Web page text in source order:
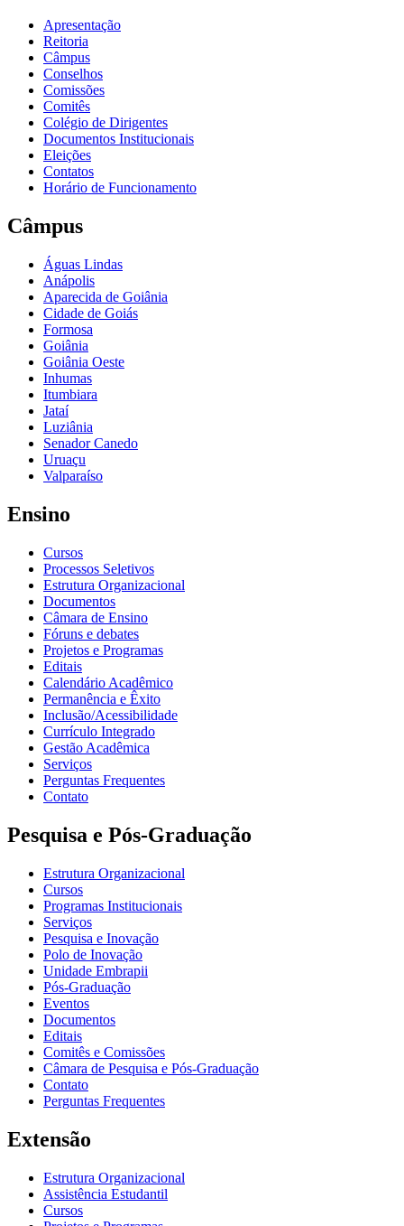
Apresentação
Reitoria
Câmpus
Conselhos
Comissões
Comitês
Colégio de Dirigentes
Documentos Institucionais
Eleições
Contatos
Horário de Funcionamento
Câmpus
Águas Lindas
Anápolis
Aparecida de Goiânia
Cidade de Goiás
Formosa
Goiânia
Goiânia Oeste
Inhumas
Itumbiara
Jataí
Luziânia
Senador Canedo
Uruaçu
Valparaíso
Ensino
Cursos
Processos Seletivos
Estrutura Organizacional
Documentos
Câmara de Ensino
Fóruns e debates
Projetos e Programas
Editais
Calendário Acadêmico
Permanência e Êxito
Inclusão/Acessibilidade
Currículo Integrado
Gestão Acadêmica
Serviços
Perguntas Frequentes
Contato
Pesquisa e Pós-Graduação
Estrutura Organizacional
Cursos
Programas Institucionais
Serviços
Pesquisa e Inovação
Polo de Inovação
Unidade Embrapii
Pós-Graduação
Eventos
Documentos
Editais
Comitês e Comissões
Câmara de Pesquisa e Pós-Graduação
Contato
Perguntas Frequentes
Extensão
Estrutura Organizacional
Assistência Estudantil
Cursos